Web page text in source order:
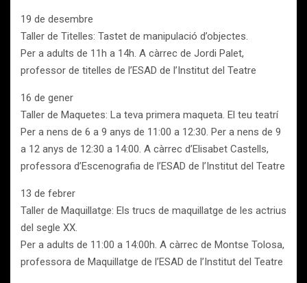
19 de desembre
Taller de Titelles: Tastet de manipulació d’objectes.
Per a adults de 11h a 14h. A càrrec de Jordi Palet,
professor de titelles de l’ESAD de l’Institut del Teatre
16 de gener
Taller de Maquetes: La teva primera maqueta. El teu teatrí
Per a nens de 6 a 9 anys de 11:00 a 12:30. Per a nens de 9
a 12 anys de 12:30 a 14:00. A càrrec d’Elisabet Castells,
professora d’Escenografia de l’ESAD de l’Institut del Teatre
13 de febrer
Taller de Maquillatge: Els trucs de maquillatge de les actrius
del segle XX.
Per a adults de 11:00 a 14:00h. A càrrec de Montse Tolosa,
professora de Maquillatge de l’ESAD de l’Institut del Teatre